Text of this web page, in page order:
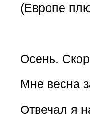
(Европе
Осень.
Мне весна
Отвечал я